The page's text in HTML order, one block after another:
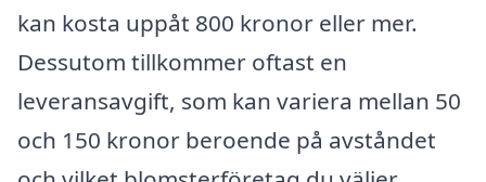
kan kosta uppåt 800 kronor eller mer.
Dessutom tillkommer oftast en
leveransavgift, som kan variera mellan 50
och 150 kronor beroende på avståndet